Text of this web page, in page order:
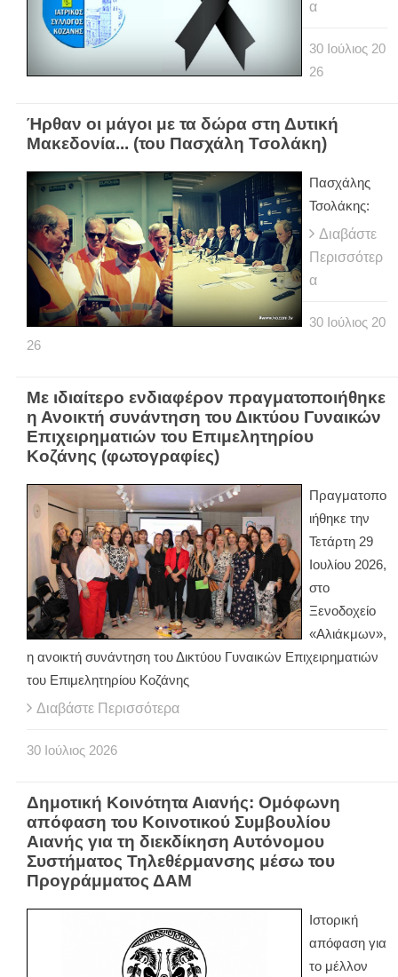
α
30 Ιούλιος 20
26
Ήρθαν οι μάγοι με τα δώρα στη Δυτική
Μακεδονία... (του Πασχάλη Τσολάκη)
Πασχάλης
Τσολάκης:
Διαβάστε
Περισσότερ
α
30 Ιούλιος 20
26
Με ιδιαίτερο ενδιαφέρον πραγματοποιήθηκε
η Ανοικτή συνάντηση του Δικτύου Γυναικών
Επιχειρηματιών του Επιμελητηρίου
Κοζάνης (φωτογραφίες)
Πραγματοπο
ιήθηκε την
Τετάρτη 29
Ιουλίου 2026,
στο
Ξενοδοχείο
«Αλιάκμων»,
η ανοικτή συνάντηση του Δικτύου Γυναικών Επιχειρηματιών
του Επιμελητηρίου Κοζάνης
Διαβάστε Περισσότερα
30 Ιούλιος 2026
Δημοτική Κοινότητα Αιανής: Ομόφωνη
απόφαση του Κοινοτικού Συμβουλίου
Αιανής για τη διεκδίκηση Αυτόνομου
Συστήματος Τηλεθέρμανσης μέσω του
Προγράμματος ΔΑΜ
Ιστορική
απόφαση για
το μέλλον